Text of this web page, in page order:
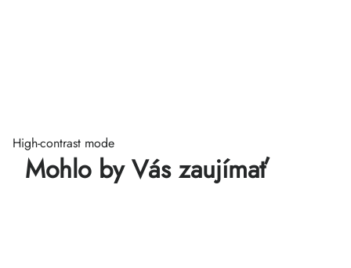
High-contrast mode
Mohlo by Vás zaujímať